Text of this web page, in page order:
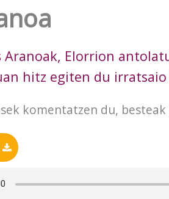
Aranoak, Elorrion
hitz egiten du
komentatzen du,